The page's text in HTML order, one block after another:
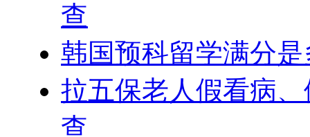
查
韩国预科留学满分
拉五保老人假看病
查